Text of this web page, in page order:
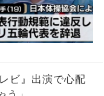
ビ』出演で心配